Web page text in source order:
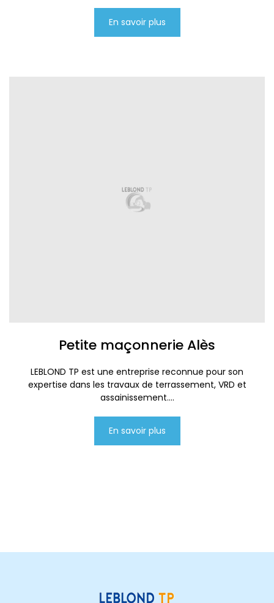
En savoir plus
Petite maçonnerie Alès
LEBLOND TP est une entreprise reconnue pour son
expertise dans les travaux de terrassement, VRD et
assainissement....
En savoir plus